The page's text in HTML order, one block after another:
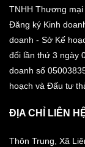
TNHH Thương
Đăng ký Kinh
doanh - Sở Kế
đổi lần thứ 3 ngày
doanh số
hoạch và Đấu tư
ĐỊA CHỈ LIÊN
Thôn Trung, Xã